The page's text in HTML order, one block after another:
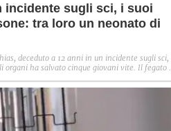
incidente sugli sci, i suoi
tra loro un neonato di
deceduto a 12 anni in un incidente sugli sci,
organi ha salvato cinque giovani vite. Il fegato
hai fatto davvero", ha scritto sui social.